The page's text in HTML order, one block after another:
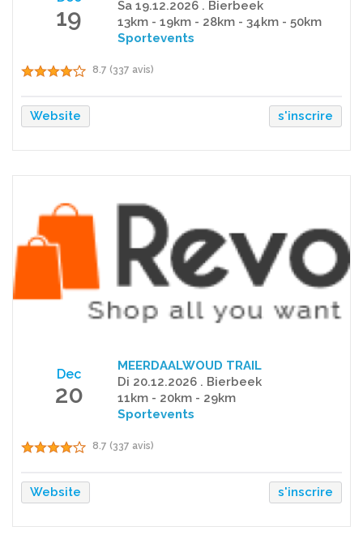
19
Sa 19.12.2026 . Bierbeek
13km - 19km - 28km - 34km - 50km
Sportevents
8.7 (337 avis)
Website s'inscrire
Dec
20
MEERDAALWOUD TRAIL
Di 20.12.2026 . Bierbeek
11km - 20km - 29km
Sportevents
8.7 (337 avis)
Website s'inscrire